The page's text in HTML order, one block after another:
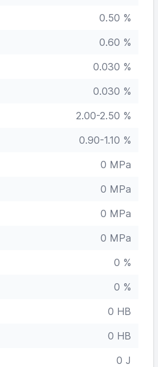
0.50 %
0.60 %
0.030 %
0.030 %
2.00-2.50 %
0.90-1.10 %
0 MPa
0 MPa
0 MPa
0 MPa
0 %
0 %
0 HB
0 HB
0 J